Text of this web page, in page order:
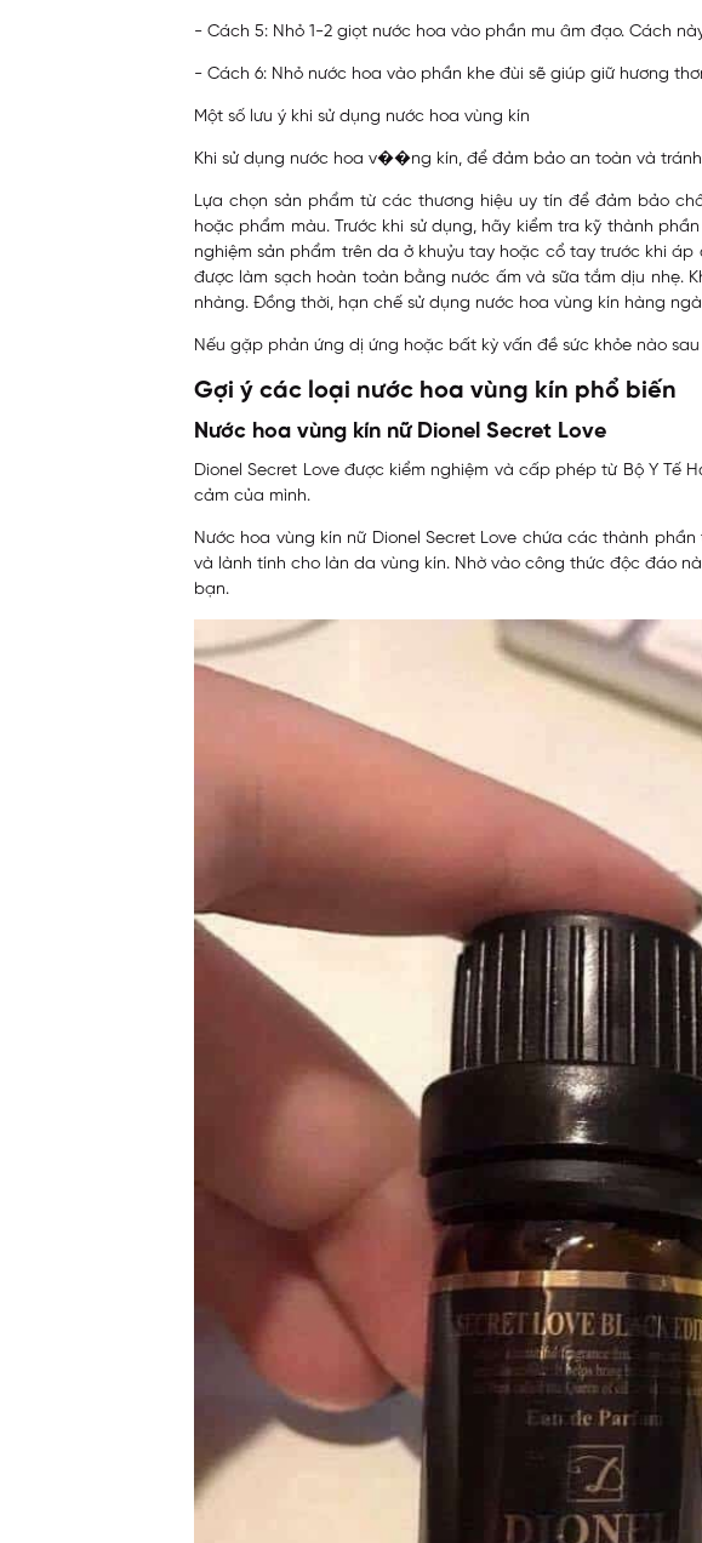
⁠- Cách 5: Nhỏ 1-2 giọt nước hoa vào phần mu âm đạo. Cách
⁠- Cách 6: Nhỏ nước hoa vào phần khe đùi sẽ giúp giữ hương
Một số lưu ý khi sử dụng nước hoa vùng kín
Khi sử dụng nước hoa v��ng kín, để đảm bảo an toàn và
Lựa chọn sản phẩm từ các thương hiệu uy tín để đảm bảo
hoặc phẩm màu. Trước khi sử dụng, hãy kiểm tra kỹ thành
nghiệm sản phẩm trên da ở khuỷu tay hoặc cổ tay trước khi
được làm sạch hoàn toàn bằng nước ấm và sữa tắm dịu nhẹ.
nhàng. Đồng thời, hạn chế sử dụng nước hoa vùng kín hàng
Nếu gặp phản ứng dị ứng hoặc bất kỳ vấn đề sức khỏe nào
Gợi ý các loại nước hoa vùng kín phổ biến
Nước hoa vùng kín nữ Dionel Secret Love
Dionel Secret Love được kiểm nghiệm và cấp phép từ Bộ Y
cảm của mình.
Nước hoa vùng kín nữ Dionel Secret Love chứa các thành
và lành tính cho làn da vùng kín. Nhờ vào công thức độc đáo
bạn.